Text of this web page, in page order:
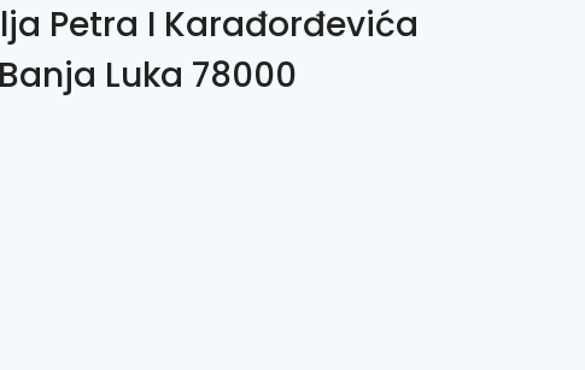
Petra I Karađorđevića
Luka 78000